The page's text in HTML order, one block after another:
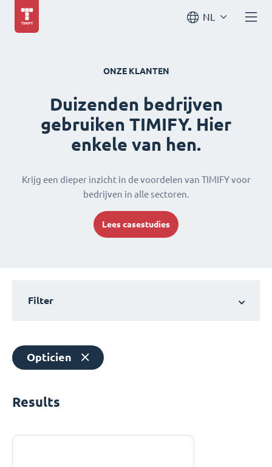
NL
ONZE KLANTEN
Duizenden bedrijven
gebruiken TIMIFY. Hier
enkele van hen.
Krijg een dieper inzicht in de voordelen van TIMIFY voor
bedrijven in alle sectoren.
Lees casestudies
Filter
Opticien
Results